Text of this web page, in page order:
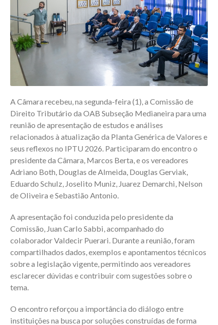
A Câmara recebeu, na segunda-feira (1), a Comissão de
Direito Tributário da OAB Subseção Medianeira para uma
reunião de apresentação de estudos e análises
relacionados à atualização da Planta Genérica de Valores e
seus reflexos no IPTU 2026. Participaram do encontro o
presidente da Câmara, Marcos Berta, e os vereadores
Adriano Both, Douglas de Almeida, Douglas Gerviak,
Eduardo Schulz, Joselito Muniz, Juarez Demarchi, Nelson
de Oliveira e Sebastião Antonio.
A apresentação foi conduzida pelo presidente da
Comissão, Juan Carlo Sabbi, acompanhado do
colaborador Valdecir Puerari. Durante a reunião, foram
compartilhados dados, exemplos e apontamentos técnicos
sobre a legislação vigente, permitindo aos vereadores
esclarecer dúvidas e contribuir com sugestões sobre o
tema.
O encontro reforçou a importância do diálogo entre
instituições na busca por soluções construídas de forma